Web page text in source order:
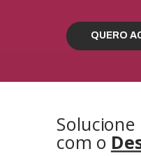
QUERO
com o